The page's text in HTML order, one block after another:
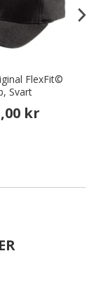
FlexFit©
Svart
kr